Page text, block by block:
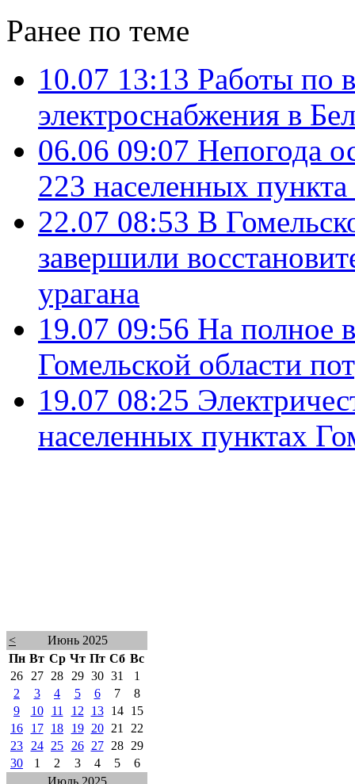
Ранее по теме
10.07 13:13 Работы по
электроснабжения в
06.06 09:07 Непогода
223 населенных
22.07 08:53 В
завершили
урагана
19.07 09:56 На полное
Гомельской области
19.07 08:25
населенных пунктах
<
Июнь 2025
Пн Вт Ср Чт Пт Сб Вс
26
27 28 29 30 31
1
2
3 4 5 6 7
8
9
10 11 12 13 14
15
16
17 18 19 20 21
22
23
24 25 26 27 28
29
30
1 2 3 4 5
6
Июль 2025